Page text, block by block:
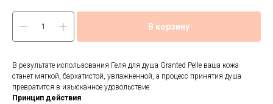
В корзину
В результате использования Геля для душа Granted Pelle ваша кожа
станет мягкой, бархатистой, увлажненной, а процесс принятия душа
превратится в изысканное удовольствие.
Принцип действия